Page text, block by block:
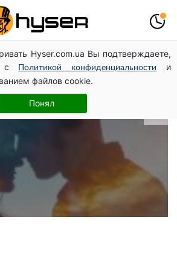
Hyser.com.ua Вы подтверждаете,
с
Политикой конфиденциальности
и
файлов cookie.
Понял
найвірніші
одразу перевірити,